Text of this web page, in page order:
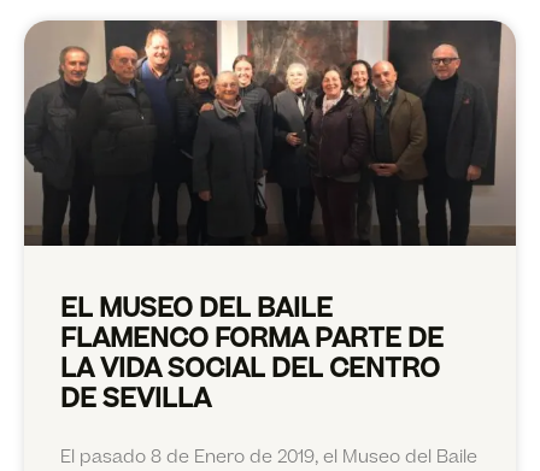
EL MUSEO DEL BAILE
FLAMENCO FORMA PARTE DE
LA VIDA SOCIAL DEL CENTRO
DE SEVILLA
El pasado 8 de Enero de 2019, el Museo del Baile